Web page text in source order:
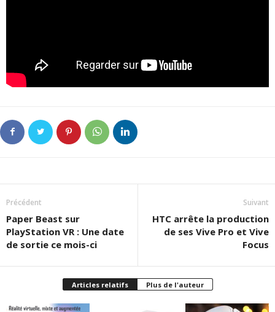
Précédent
Paper Beast sur
PlayStation VR : Une date
de sortie ce mois-ci
Suivant
HTC arrête la production
de ses Vive Pro et Vive
Focus
Articles relatifs Plus de l'auteur